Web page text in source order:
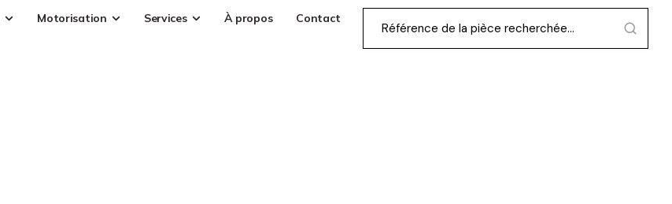
Motorisation Services À propos Contact